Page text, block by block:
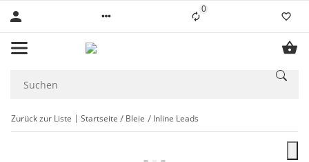
0Liste ist leer
Zurück zur Liste Startseite Bleie Inline Leads